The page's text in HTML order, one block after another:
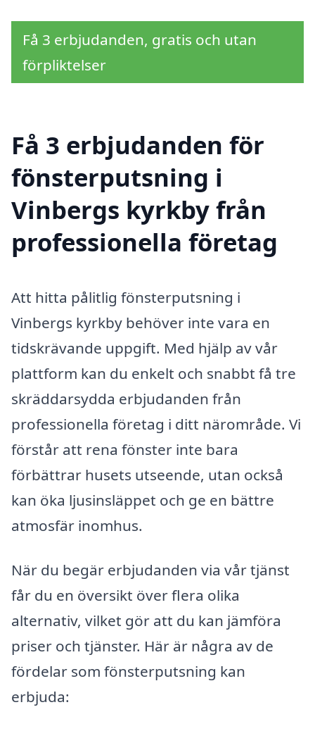
Få 3 erbjudanden, gratis och utan
förpliktelser
Få 3 erbjudanden för
fönsterputsning i
Vinbergs kyrkby från
professionella företag
Att hitta pålitlig fönsterputsning i
Vinbergs kyrkby behöver inte vara en
tidskrävande uppgift. Med hjälp av vår
plattform kan du enkelt och snabbt få tre
skräddarsydda erbjudanden från
professionella företag i ditt närområde. Vi
förstår att rena fönster inte bara
förbättrar husets utseende, utan också
kan öka ljusinsläppet och ge en bättre
atmosfär inomhus.
När du begär erbjudanden via vår tjänst
får du en översikt över flera olika
alternativ, vilket gör att du kan jämföra
priser och tjänster. Här är några av de
fördelar som fönsterputsning kan
erbjuda: